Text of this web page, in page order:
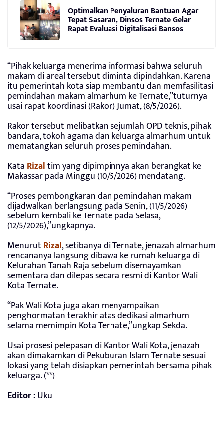
Optimalkan Penyaluran Bantuan Agar
Tepat Sasaran, Dinsos Ternate Gelar
Rapat Evaluasi Digitalisasi Bansos
“Pihak keluarga menerima informasi bahwa seluruh
makam di areal tersebut diminta dipindahkan. Karena
itu pemerintah kota siap membantu dan memfasilitasi
pemindahan makam almarhum ke Ternate,”tuturnya
usai rapat koordinasi (Rakor) Jumat, (8/5/2026).
Rakor tersebut melibatkan sejumlah OPD teknis, pihak
bandara, tokoh agama dan keluarga almarhum untuk
mematangkan seluruh proses pemindahan.
Kata Rizaltim yang dipimpinnya akan berangkat ke
Makassar pada Minggu (10/5/2026) mendatang.
“Proses pembongkaran dan pemindahan makam
dijadwalkan berlangsung pada Senin, (11/5/2026)
sebelum kembali ke Ternate pada Selasa,
(12/5/2026),”ungkapnya.
Menurut Rizal, setibanya di Ternate, jenazah almarhum
rencananya langsung dibawa ke rumah keluarga di
Kelurahan Tanah Raja sebelum disemayamkan
sementara dan dilepas secara resmi di Kantor Wali
Kota Ternate.
“Pak Wali Kota juga akan menyampaikan
penghormatan terakhir atas dedikasi almarhum
selama memimpin Kota Ternate,”ungkap Sekda.
Usai prosesi pelepasan di Kantor Wali Kota, jenazah
akan dimakamkan di Pekuburan Islam Ternate sesuai
lokasi yang telah disiapkan pemerintah bersama pihak
keluarga. (**)
Editor :Uku